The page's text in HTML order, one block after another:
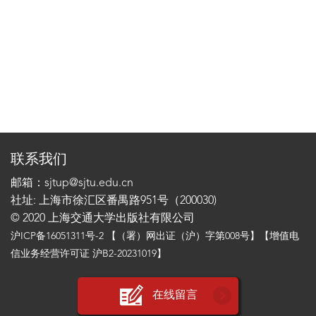
联系我们
邮箱：sjtup@sjtu.edu.cn
社址: 上海市徐汇区番禺路951号（200030)
© 2020 上海交通大学出版社有限公司
沪ICP备16051311号-2 【（署）网出证（沪）字第008号】【增值电
信业务经营许可证 沪B2-20231019】
在线留言